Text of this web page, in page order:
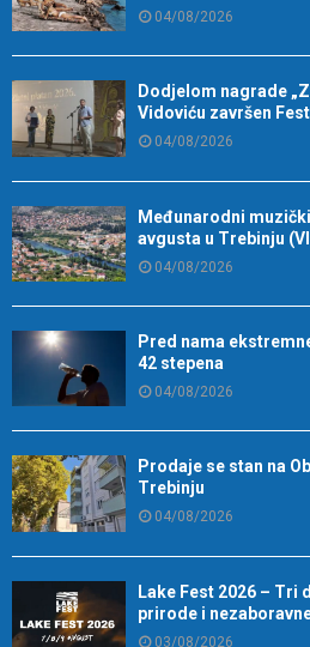
04/08/2026
Dodjelom nagrade
Vidoviću završen
04/08/2026
Međunarodni
avgusta u Trebinju
04/08/2026
Pred nama
42 stepena
04/08/2026
Prodaje se stan na
Trebinju
04/08/2026
Lake Fest 2026 – Tri
prirode i
03/08/2026